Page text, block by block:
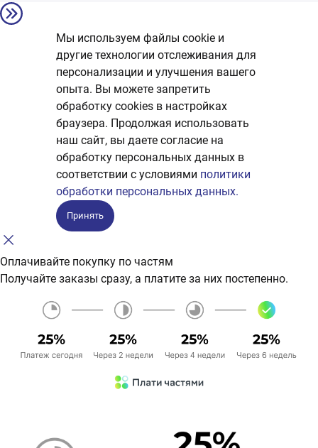
Мы используем файлы cookie и
другие технологии отслеживания для
персонализации и улучшения вашего
опыта. Вы можете запретить
обработку сookies в настройках
браузера. Продолжая использовать
наш сайт, вы даете согласие на
обработку персональных данных в
соответствии с условиями политики
обработки персональных данных.
Принять
Оплачивайте покупку по частям
Получайте заказы сразу, а платите за них постепенно.